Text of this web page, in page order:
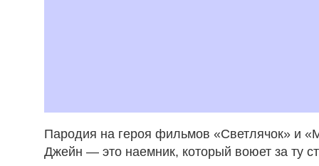
Пародия на героя фильмов «Светлячок» и
Джейн — это наемник, который воюет за ту